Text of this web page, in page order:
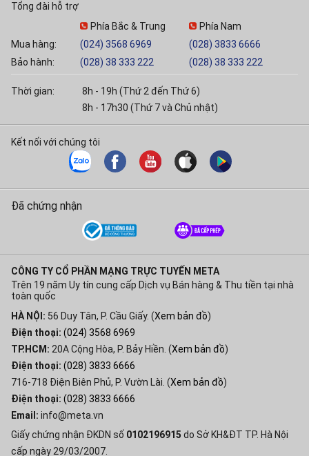
Tổng đài hỗ trợ
Mua hàng:
Bảo hành:
Phía Bắc & Trung
(024) 3568 6969
(028) 38 333 222
Phía Nam
(028) 3833 6666
(028) 38 333 222
Thời gian:
8h - 19h (Thứ 2 đến Thứ 6)
8h - 17h30 (Thứ 7 và Chủ nhật)
Kết nối với chúng tôi
Đã chứng nhận
CÔNG TY CỔ PHẦN MẠNG TRỰC TUYẾN META
Trên 19 năm Uy tín cung cấp Dịch vụ Bán hàng & Thu tiền tại nhà
toàn quốc
HÀ NỘI: 56 Duy Tân, P. Cầu Giấy. (Xem bản đồ)
Điện thoại: (024) 3568 6969
TP.HCM: 20A Cộng Hòa, P. Bảy Hiền. (Xem bản đồ)
Điện thoại: (028) 3833 6666
716-718 Điện Biên Phủ, P. Vườn Lài. (Xem bản đồ)
Điện thoại: (028) 3833 6666
Email: info@meta.vn
Giấy chứng nhận ĐKDN số 0102196915 do Sở KH&ĐT TP. Hà Nội
cấp ngày 29/03/2007.